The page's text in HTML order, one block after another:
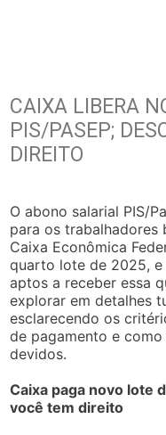
CAIXA LIBERA
PIS/PASEP;
DIREITO
O abono salarial PIS/
para os trabalhadores
Caixa Econômica
quarto lote de 2025, e
aptos a receber essa
explorar em detalhes
esclarecendo os
de pagamento e
devidos.
Caixa paga novo lote
você tem direito